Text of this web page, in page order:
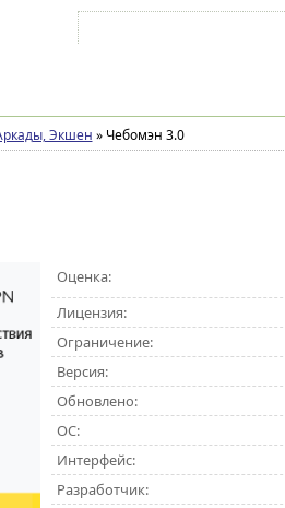
Экшен »Чебомэн 3.0
Оценка:
Лицензия:
Ограничение:
Версия:
Обновлено:
ОС:
Интерфейс:
Разработчик: